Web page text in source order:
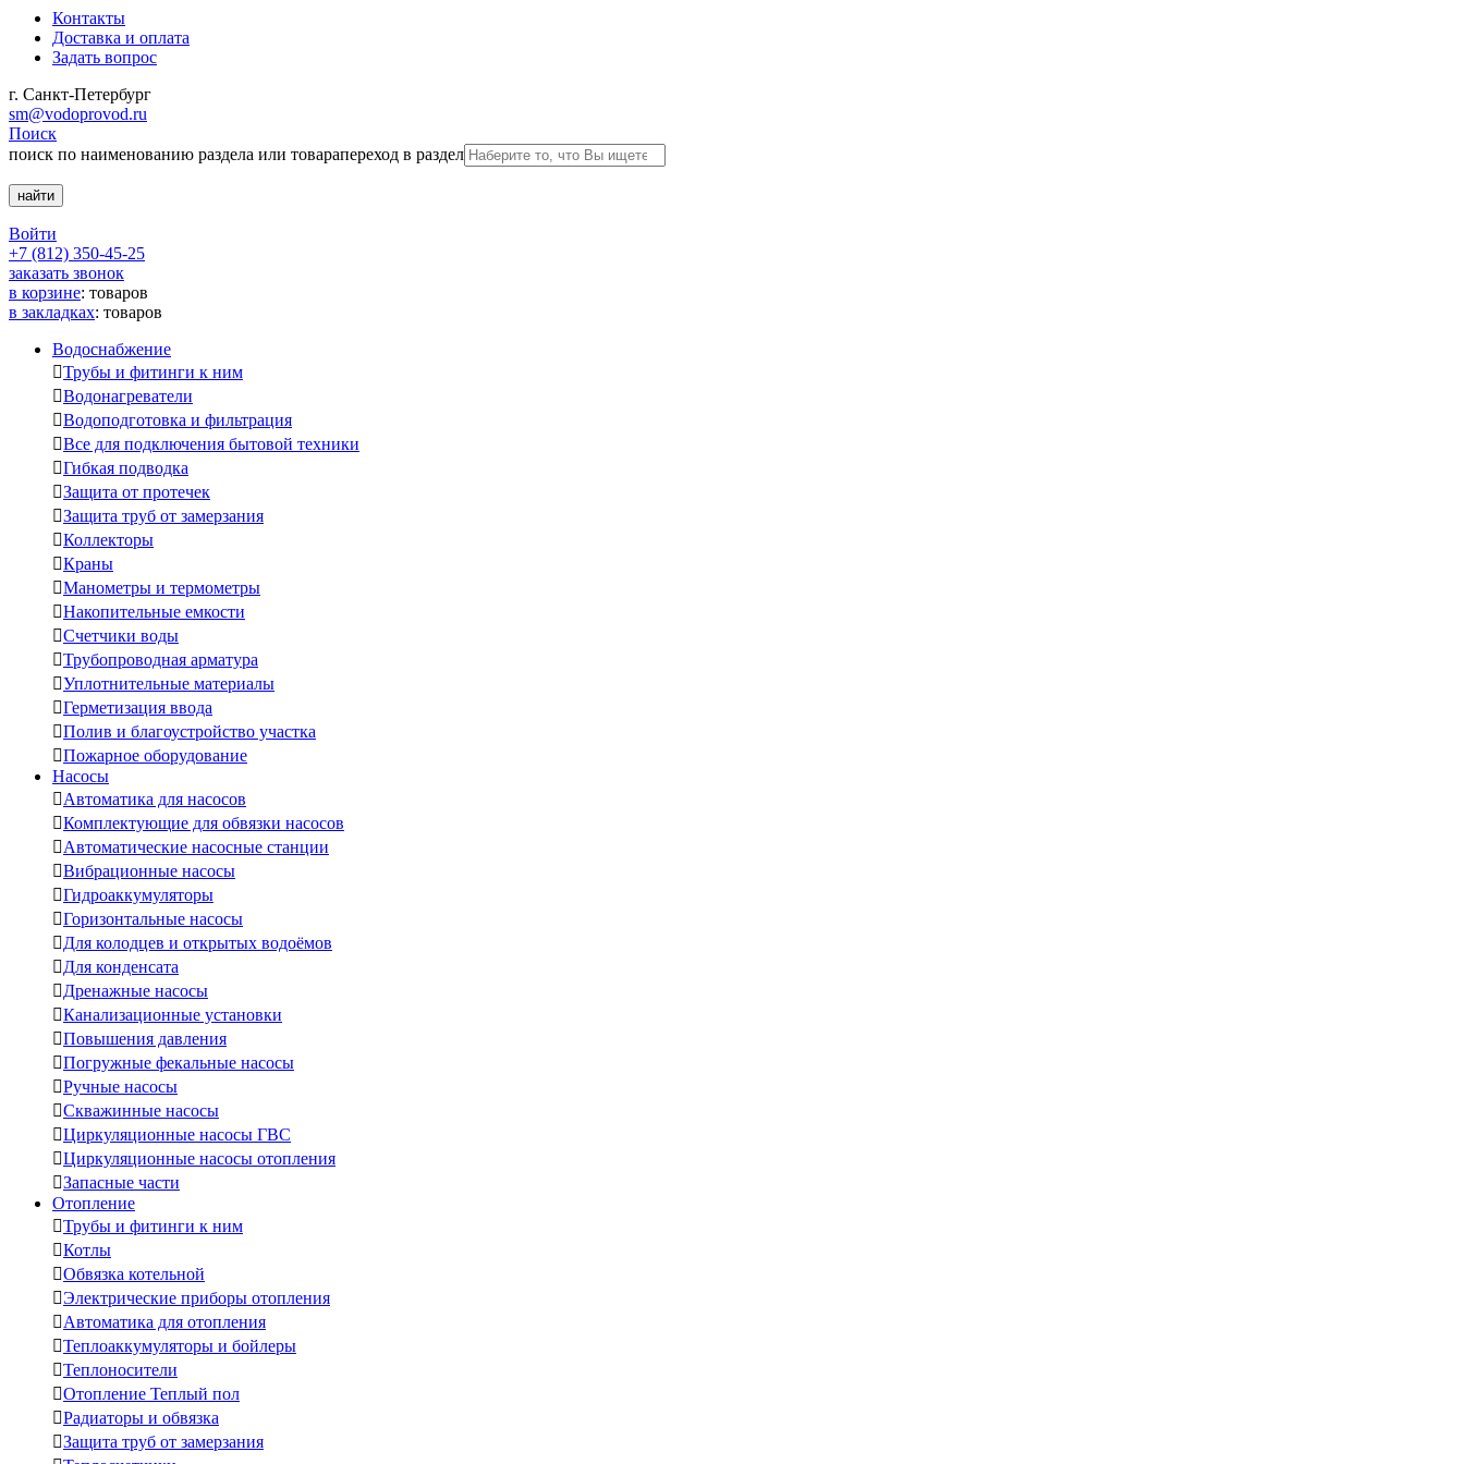
Контакты
Доставка и оплата
Задать вопрос
г. Санкт-Петербург
sm@vodoprovod.ru
Поиск
поиск по наименованию раздела или товарапереход в раздел
Войти
+7 (812) 350-45-25
заказать звонок
в корзине: товаров
в закладках: товаров
Водоснабжение
Трубы и фитинги к ним
Водонагреватели
Водоподготовка и фильтрация
Все для подключения бытовой техники
Гибкая подводка
Защита от протечек
Защита труб от замерзания
Коллекторы
Краны
Манометры и термометры
Накопительные емкости
Счетчики воды
Трубопроводная арматура
Уплотнительные материалы
Герметизация ввода
Полив и благоустройство участка
Пожарное оборудование
Насосы
Автоматика для насосов
Комплектующие для обвязки насосов
Автоматические насосные станции
Вибрационные насосы
Гидроаккумуляторы
Горизонтальные насосы
Для колодцев и открытых водоёмов
Для конденсата
Дренажные насосы
Канализационные установки
Повышения давления
Погружные фекальные насосы
Ручные насосы
Скважинные насосы
Циркуляционные насосы ГВС
Циркуляционные насосы отопления
Запасные части
Отопление
Трубы и фитинги к ним
Котлы
Обвязка котельной
Электрические приборы отопления
Автоматика для отопления
Теплоаккумуляторы и бойлеры
Теплоносители
Отопление Теплый пол
Радиаторы и обвязка
Защита труб от замерзания